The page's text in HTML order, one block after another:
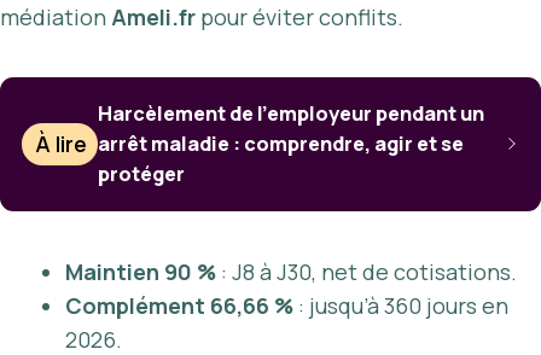
médiation Ameli.fr pour éviter conflits.
À lire
Harcèlement de l’employeur pendant un
arrêt maladie : comprendre, agir et se
protéger
Maintien 90 % : J8 à J30, net de cotisations.
Complément 66,66 % : jusqu’à 360 jours en
2026.